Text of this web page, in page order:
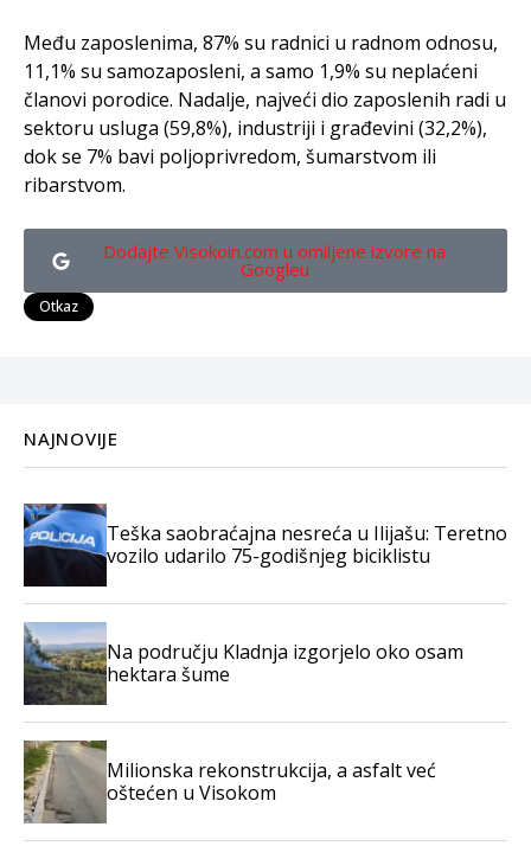
Među zaposlenima, 87% su radnici u radnom odnosu,
11,1% su samozaposleni, a samo 1,9% su neplaćeni
članovi porodice. Nadalje, najveći dio zaposlenih radi u
sektoru usluga (59,8%), industriji i građevini (32,2%),
dok se 7% bavi poljoprivredom, šumarstvom ili
ribarstvom.
Dodajte Visokoin.com u omiljene izvore na
Googleu
Otkaz
NAJNOVIJE
Teška saobraćajna nesreća u Ilijašu: Teretno
vozilo udarilo 75-godišnjeg biciklistu
Na području Kladnja izgorjelo oko osam
hektara šume
Milionska rekonstrukcija, a asfalt već
oštećen u Visokom